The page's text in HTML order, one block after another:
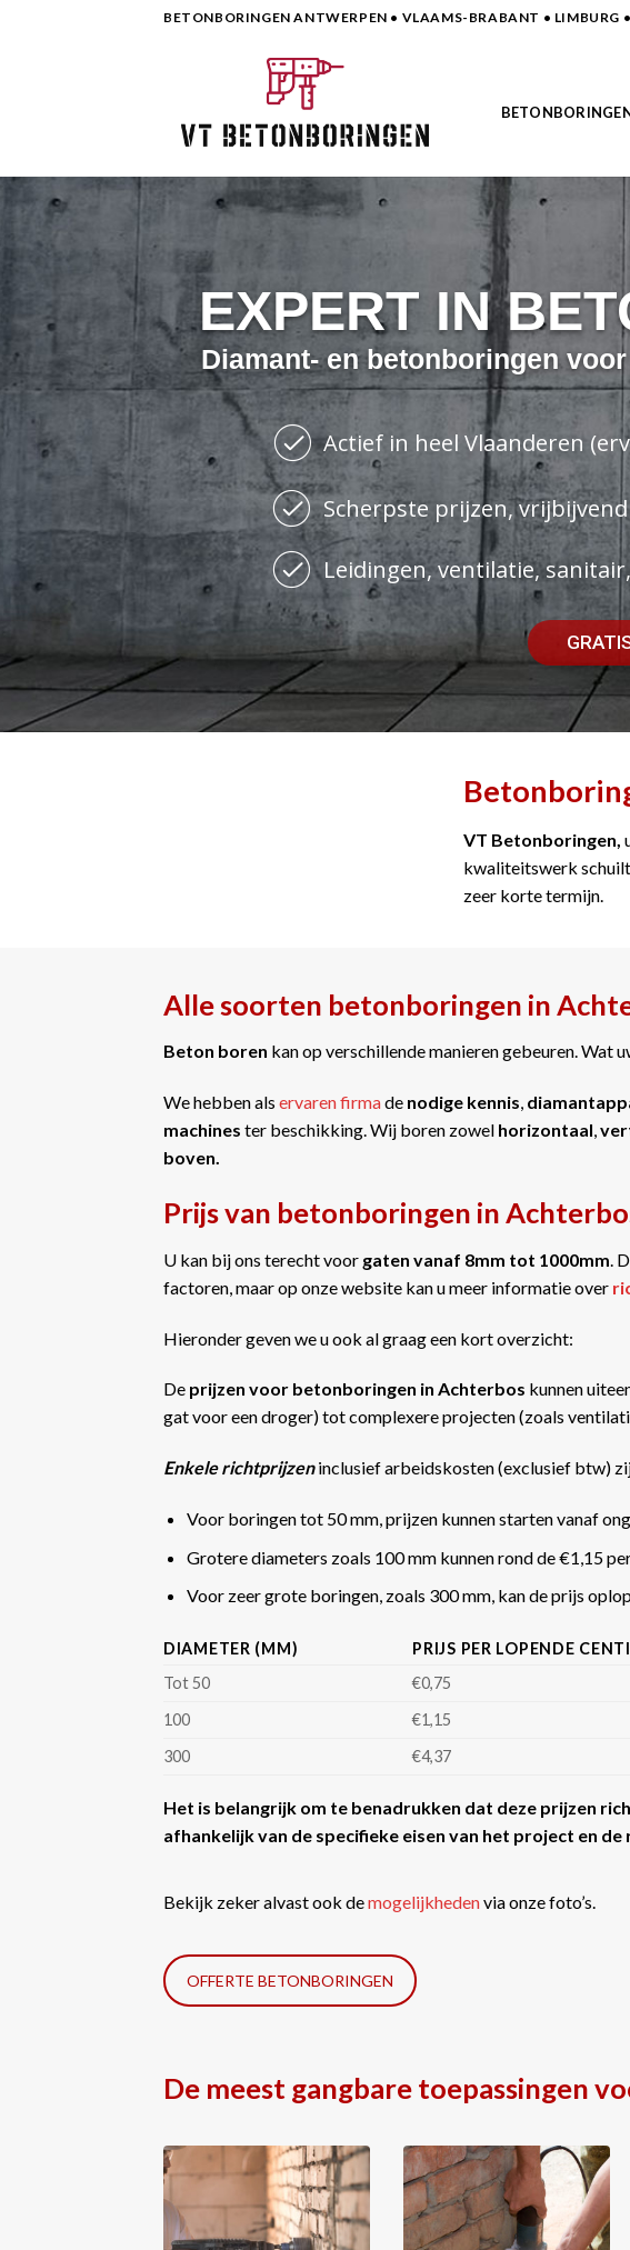
BETONBORINGEN ANTWERPEN • VLAAMS-BRABANT • LIMBURG
EXPERT IN
Diamant- en betonboringen
Actief in heel Vlaanderen
Scherpste prijzen,
Leidingen, ventilatie,
VT Betonboringen,
kwaliteitswerk
zeer korte termijn.
Alle soorten betonboringen in
Beton boren kan op verschillende manieren gebeuren. Wat
We hebben als ervaren firmade nodige kennis,
machines ter beschikking. Wij boren zowel horizontaal,
boven.
Prijs van betonboringen in
U kan bij ons terecht voor gaten vanaf 8mm tot 1000mm .
factoren, maar op onze website kan u meer informatie over
Hieronder geven we u ook al graag een kort overzicht:
De prijzen voor betonboringen in Achterbos kunnen
gat voor een droger) tot complexere projecten (zoals
Enkele richtprijzeninclusief arbeidskosten (exclusief btw)
Voor boringen tot 50 mm, prijzen kunnen starten vanaf
Grotere diameters zoals 100 mm kunnen rond de €1,15
Voor zeer grote boringen, zoals 300 mm, kan de prijs
DIAMETER (MM)
PRIJS PER LOPENDE
Tot 50
€0,75
100
€1,15
300
€4,37
Het is belangrijk om te benadrukken dat deze prijzen
afhankelijk van de specifieke eisen van het project en
Bekijk zeker alvast ook demogelijkhedenvia onze foto’s.
OFFERTE BETONBORINGEN
De meest gangbare toepassingen